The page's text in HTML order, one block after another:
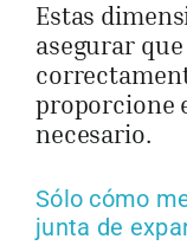
Estas
asegurar
proporcione
necesario.
Sólo cómo
junta de